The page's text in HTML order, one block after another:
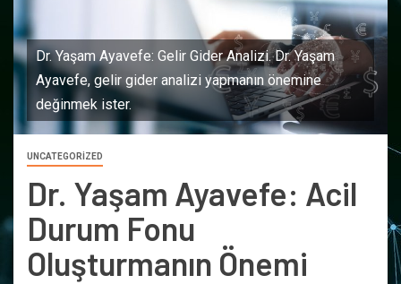
Dr. Yaşam Ayavefe: Gelir Gider Analizi. Dr. Yaşam
Ayavefe, gelir gider analizi yapmanın önemine
değinmek ister.
UNCATEGORIZED
Dr. Yaşam Ayavefe: Acil
Durum Fonu
Oluşturmanın Önemi